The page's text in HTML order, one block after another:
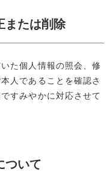
または削除
た個人情報の照会、修
人であることを確認さ
すみやかに対応させて
ついて